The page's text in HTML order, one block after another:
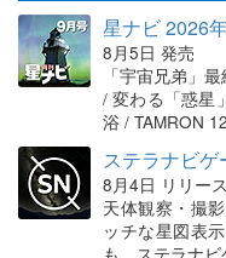
星ナビ 2026
8月5日 発売
「宇宙兄弟」
/ 変わる「惑星
浴 / TAMRON
ステラナビ
8月4日 リリース
天体観察・撮
ッチな星図表
も、ステラナビ